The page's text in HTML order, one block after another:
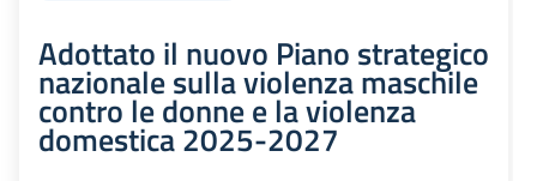
Adottato il nuovo Piano strategico
nazionale sulla violenza maschile
contro le donne e la violenza
domestica 2025-2027